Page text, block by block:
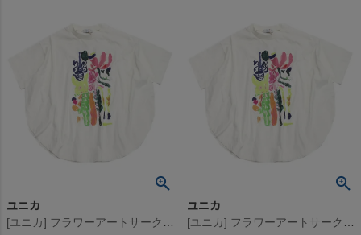
ユニカ ユニカ